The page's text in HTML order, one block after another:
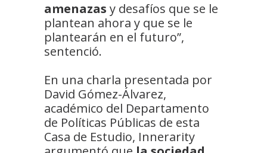
amenazas y desafíos que se le
plantean ahora y que se le
plantearán en el futuro”,
sentenció.
En una charla presentada por
David Gómez-Álvarez,
académico del Departamento
de Políticas Públicas de esta
Casa de Estudio, Innerarity